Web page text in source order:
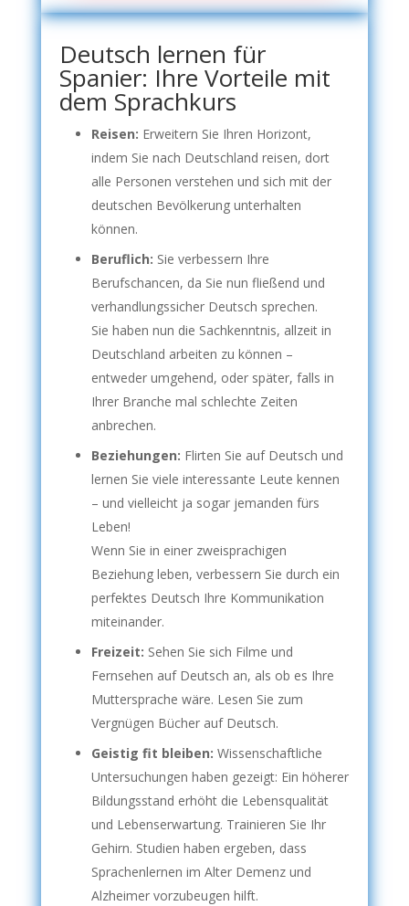
Deutsch lernen für
Spanier: Ihre Vorteile mit
dem Sprachkurs
Reisen: Erweitern Sie Ihren Horizont,
indem Sie nach Deutschland reisen, dort
alle Personen verstehen und sich mit der
deutschen Bevölkerung unterhalten
können.
Beruflich: Sie verbessern Ihre
Berufschancen, da Sie nun fließend und
verhandlungssicher Deutsch sprechen.
Sie haben nun die Sachkenntnis, allzeit in
Deutschland arbeiten zu können –
entweder umgehend, oder später, falls in
Ihrer Branche mal schlechte Zeiten
anbrechen.
Beziehungen: Flirten Sie auf Deutsch und
lernen Sie viele interessante Leute kennen
– und vielleicht ja sogar jemanden fürs
Leben!
Wenn Sie in einer zweisprachigen
Beziehung leben, verbessern Sie durch ein
perfektes Deutsch Ihre Kommunikation
miteinander.
Freizeit: Sehen Sie sich Filme und
Fernsehen auf Deutsch an, als ob es Ihre
Muttersprache wäre. Lesen Sie zum
Vergnügen Bücher auf Deutsch.
Geistig fit bleiben: Wissenschaftliche
Untersuchungen haben gezeigt: Ein höherer
Bildungsstand erhöht die Lebensqualität
und Lebenserwartung. Trainieren Sie Ihr
Gehirn. Studien haben ergeben, dass
Sprachenlernen im Alter Demenz und
Alzheimer vorzubeugen hilft.